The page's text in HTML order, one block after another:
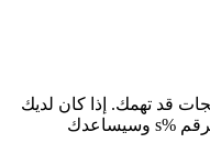
قد تهمك. إذا كان لديك
طلب محدد، راسلنا عبر واتساب على الرقم %s وسيساعدك